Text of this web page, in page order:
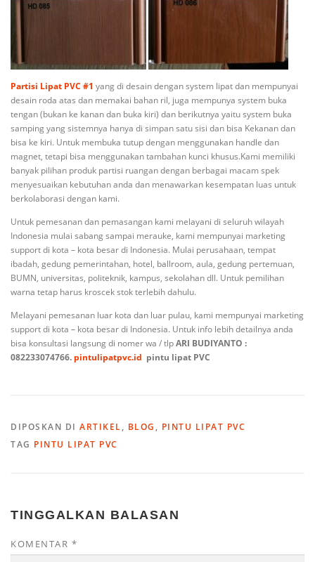
Partisi Lipat PVC #1 yang di desain dengan system lipat dan mempunyai
desain roda atas dan memakai bahan ril, juga mempunya system buka
tengan (bukan ke kanan dan buka kiri) dan berikutnya yaitu system buka
samping yang sistemnya hanya di simpan satu sisi dan bisa Kekanan dan
bisa ke kiri. Untuk membuka tutup dengan menggunakan handle dan
magnet, tetapi bisa menggunakan tambahan kunci khusus.Kami memiliki
banyak pilihan produk partisi ruangan dengan berbagai macam spek
menyesuaikan kebutuhan anda dan menawarkan kesempatan luas untuk
berkolaborasi dengan kami.
Untuk pemesanan dan pemasangan kami melayani di seluruh wilayah
Indonesia mulai sabang sampai merauke, kami mempunyai marketing
support di kota – kota besar di Indonesia. Mulai perusahaan, tempat
ibadah, gedung pemerintahan, hotel, ballroom, aula, gedung pertemuan,
BUMN, universitas, politeknik, kampus, sekolahan dll. Untuk pemilihan
warna tetap harus kroscek stok terlebih dahulu.
Melayani pemesanan luar kota dan luar pulau, kami mempunyai marketing
support di kota – kota besar di Indonesia. Untuk info lebih detailnya anda
bisa konsultasi langsung di nomer wa / tlpARI BUDIYANTO :
082233074766. pintulipatpvc.id pintu lipat PVC
DIPOSKAN DI ARTIKEL, BLOG , PINTU LIPAT PVC
TAG PINTU LIPAT PVC
TINGGALKAN BALASAN
KOMENTAR *